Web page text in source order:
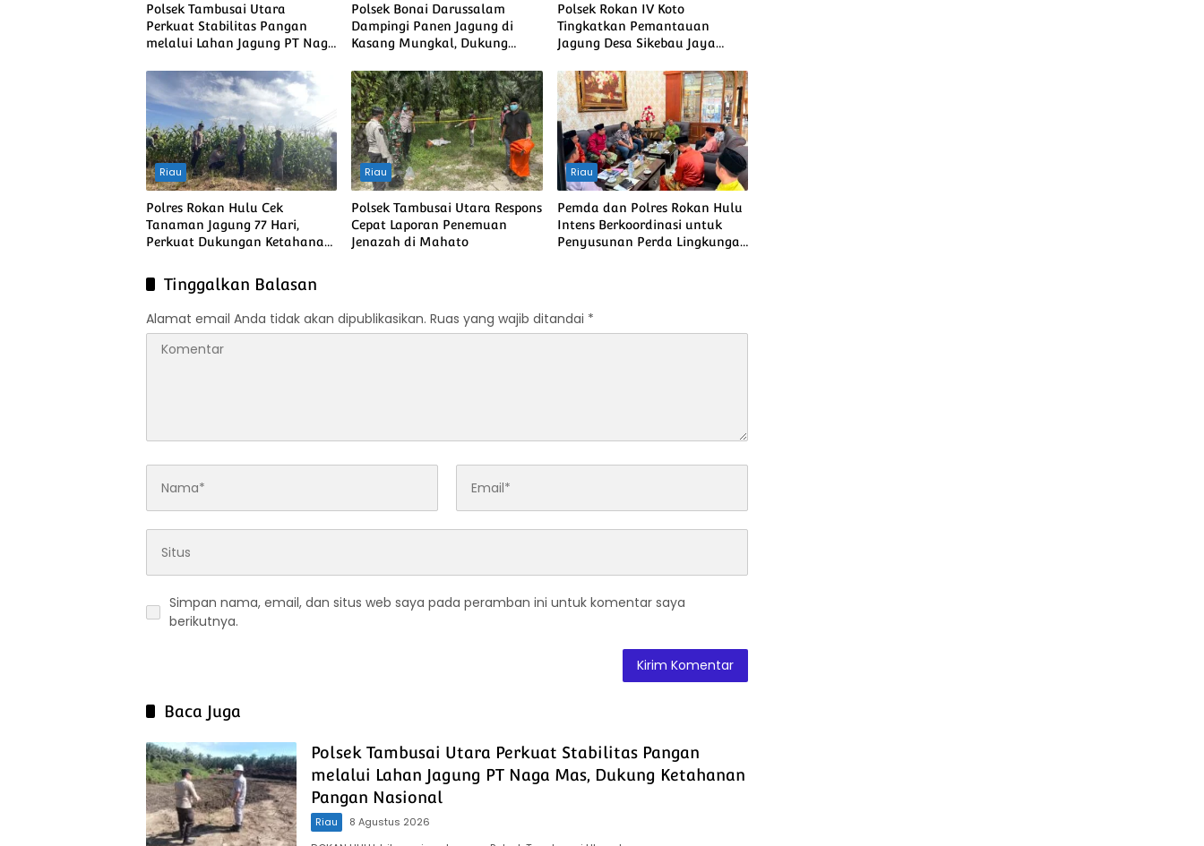
Polsek Tambusai Utara
Perkuat Stabilitas Pangan
melalui Lahan Jagung PT Naga
Pangan Nasional
Polsek Bonai Darussalam
Dampingi Panen Jagung di
Kasang Mungkal, Dukung
Polsek Rokan IV Koto
Tingkatkan Pemantauan
Jagung Desa Sikebau Jaya
Ketahanan Pangan Nasional
Riau
Polres Rokan Hulu Cek
Tanaman Jagung 77 Hari,
Perkuat Dukungan Ketahanan
Riau
Polsek Tambusai Utara Respons
Cepat Laporan Penemuan
Jenazah di Mahato
Riau
Pemda dan Polres Rokan Hulu
Intens Berkoordinasi untuk
Penyusunan Perda Lingkungan
Tinggalkan Balasan
Alamat email Anda tidak akan dipublikasikan. Ruas yang wajib ditandai *
Simpan nama, email, dan situs web saya pada peramban ini untuk komentar saya
berikutnya.
Baca Juga
Polsek Tambusai Utara Perkuat Stabilitas Pangan
melalui Lahan Jagung PT Naga Mas, Dukung Ketahanan
Pangan Nasional
Riau 8 Agustus 2026